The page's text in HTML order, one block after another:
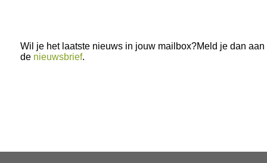
Wil je het laatste nieuws in jouw mailbox?Meld je dan aan
de nieuwsbrief.